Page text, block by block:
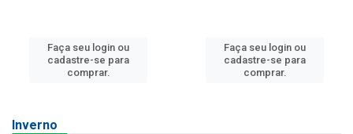
Faça seu login ou
cadastre-se para
comprar.
Faça seu login ou
cadastre-se para
comprar.
Inverno